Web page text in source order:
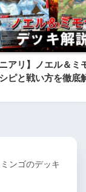
ニアリ】ノエル＆ミ
ピと戦い方を徹底
ンゴのデッキ